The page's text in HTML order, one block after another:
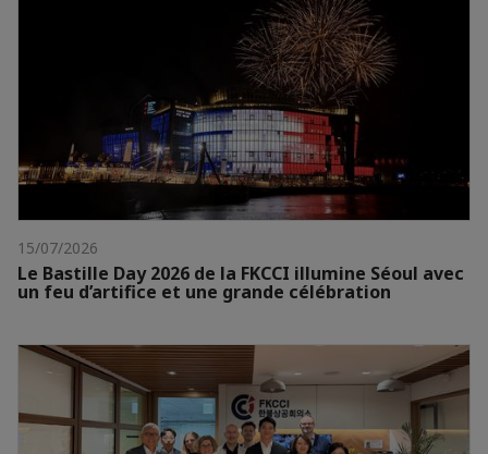
15/07/2026
Le Bastille Day 2026 de la FKCCI illumine Séoul avec
un feu d’artifice et une grande célébration